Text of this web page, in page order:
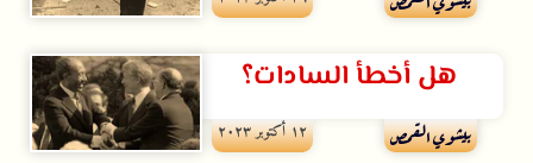
هل أخطأ السادات؟
بيشوي القمص ۱۲ أكتوبر ۲۰۲۳